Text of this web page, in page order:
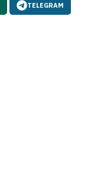
TELEGRAM